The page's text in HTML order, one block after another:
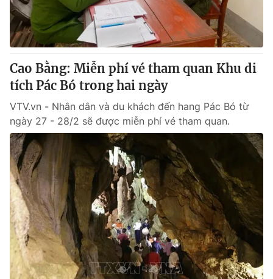
Cao Bằng: Miễn phí vé tham quan Khu di
tích Pác Bó trong hai ngày
VTV.vn - Nhân dân và du khách đến hang Pác Bó từ
ngày 27 - 28/2 sẽ được miễn phí vé tham quan.